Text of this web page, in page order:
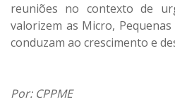
reuniões no contexto de
valorizem as Micro,
conduzam ao crescimento e
Por: CPPME